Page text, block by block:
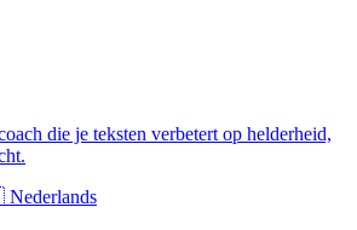
die je teksten verbetert op helderheid,